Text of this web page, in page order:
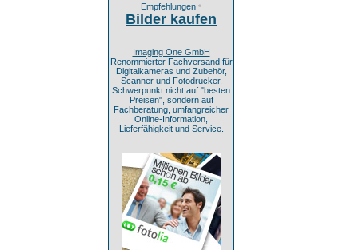
Empfehlungen *
Bilder kaufen
Imaging One GmbH
Renommierter Fachversand für
Digitalkameras und Zubehör,
Scanner und Fotodrucker.
Schwerpunkt nicht auf "besten
Preisen", sondern auf
Fachberatung, umfangreicher
Online-Information,
Lieferfähigkeit und Service.